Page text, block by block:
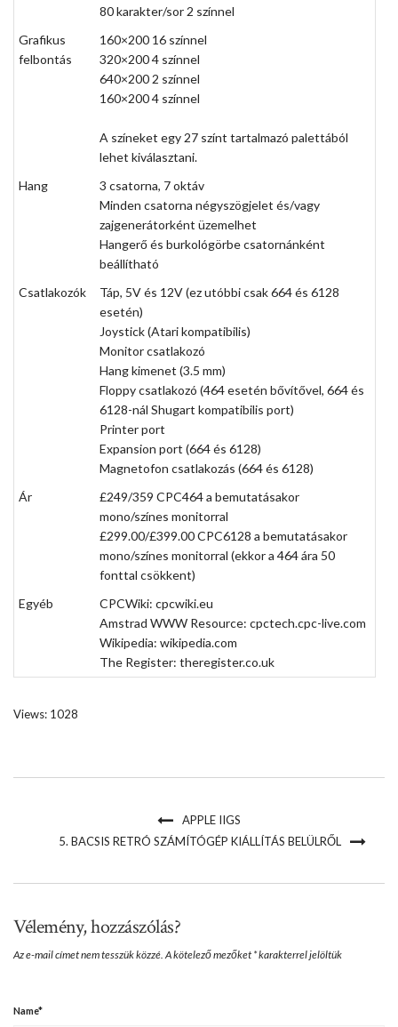
80 karakter/sor 2 színnel
Grafikus
felbontás
160×200 16 színnel
320×200 4 színnel
640×200 2 színnel
160×200 4 színnel
A színeket egy 27 színt tartalmazó palettából
lehet kiválasztani.
Hang
3 csatorna, 7 oktáv
Minden csatorna négyszögjelet és/vagy
zajgenerátorként üzemelhet
Hangerő és burkológörbe csatornánként
beállítható
Csatlakozók
Táp, 5V és 12V (ez utóbbi csak 664 és 6128
esetén)
Joystick (Atari kompatibilis)
Monitor csatlakozó
Hang kimenet (3.5 mm)
Floppy csatlakozó (464 esetén bővítővel, 664 és
6128-nál Shugart kompatibilis port)
Printer port
Expansion port (664 és 6128)
Magnetofon csatlakozás (664 és 6128)
Ár
£249/359 CPC464 a bemutatásakor
mono/színes monitorral
£299.00/£399.00 CPC6128 a bemutatásakor
mono/színes monitorral (ekkor a 464 ára 50
fonttal csökkent)
Egyéb
CPCWiki: cpcwiki.eu
Amstrad WWW Resource: cpctech.cpc-live.com
Wikipedia: wikipedia.com
The Register: theregister.co.uk
Views: 1028
APPLE IIGS
5. BACSIS RETRÓ SZÁMÍTÓGÉP KIÁLLÍTÁS BELÜLRŐL
Vélemény, hozzászólás?
Az e-mail címet nem tesszük közzé. A kötelező mezőket *karakterrel jelöltük
Name*